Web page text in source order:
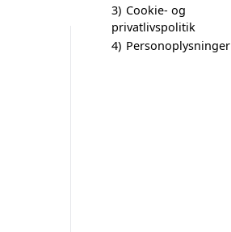
3) Cookie- og
privatlivspolitik
4) Personoplysninger